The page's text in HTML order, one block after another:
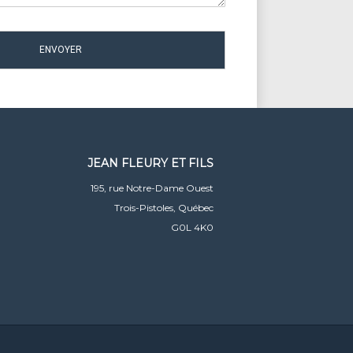
JEAN FLEURY ET FILS
195, rue Notre-Dame Ouest
Trois-Pistoles, Québec
G0L 4K0